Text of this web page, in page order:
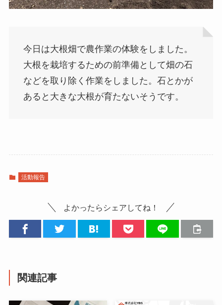
今日は大根畑で農作業の体験をしました。
大根を栽培するための前準備として畑の石
などを取り除く作業をしました。石とかが
あると大きな大根が育たないそうです。
活動報告
よかったらシェアしてね！
関連記事